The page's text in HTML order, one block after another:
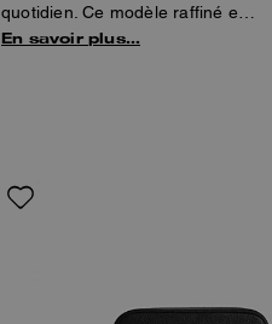
quotidien. Ce modèle raffiné en
cuir à grain maroquiné est doté
différentes façons.
En savoir plus…